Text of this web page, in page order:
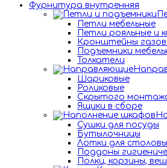
Фурнитура внутренняя
Петли мебельные
Петли рояльные и
Кронштейны
Подъемники
Толкатели
Шариковые
Роликовые
Скрытого
Ящики в сборе
Сушки для посуды
Бутылочницы
Лотки для
Поддоны
Полки, корзины,